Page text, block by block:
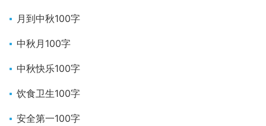
月到中秋100字
中秋月100字
中秋快乐100字
饮食卫生100字
安全第一100字